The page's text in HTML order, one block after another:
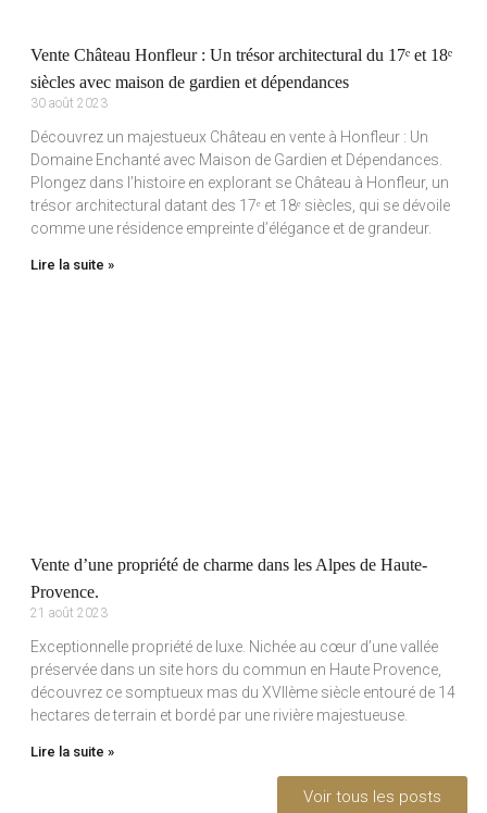
Vente Château Honfleur : Un trésor architectural du 17ᵉ et 18ᵉ
siècles avec maison de gardien et dépendances
30 août 2023
Découvrez un majestueux Château en vente à Honfleur : Un
Domaine Enchanté avec Maison de Gardien et Dépendances.
Plongez dans l’histoire en explorant se Château à Honfleur, un
trésor architectural datant des 17ᵉ et 18ᵉ siècles, qui se dévoile
comme une résidence empreinte d’élégance et de grandeur.
Lire la suite »
Vente d’une propriété de charme dans les Alpes de Haute-
Provence.
21 août 2023
Exceptionnelle propriété de luxe. Nichée au cœur d’une vallée
préservée dans un site hors du commun en Haute Provence,
découvrez ce somptueux mas du XVIIème siècle entouré de 14
hectares de terrain et bordé par une rivière majestueuse.
Lire la suite »
Voir tous les posts